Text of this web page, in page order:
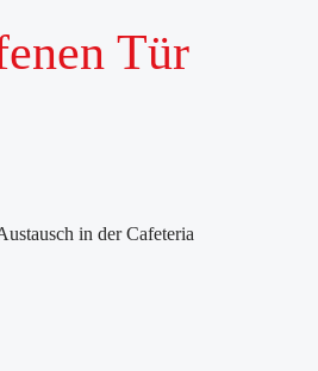
Tür
in der Cafeteria